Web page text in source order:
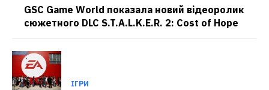
GSC Game World показала новий відеоролик
сюжетного DLC S.T.A.L.K.E.R. 2: Cost of Hope
ІГРИ